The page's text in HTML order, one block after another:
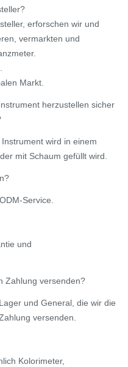
erforschen wir und
vermarkten und
Markt.
herzustellen sicher
wird in einem
mit Schaum gefüllt wird.
Service.
und
Zahlung versenden?
und General, die wir die
versenden.
Kolorimeter,